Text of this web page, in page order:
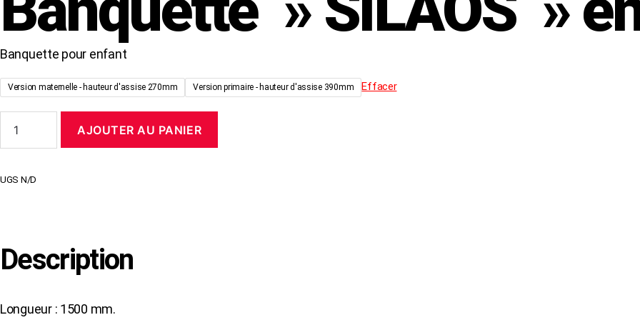
Banquette pour enfant
Version maternelle - hauteur d'assise 270mm Version primaire - hauteur d'assise 390mm Effacer
Banquette
"
AJOUTER AU PANIER
UGS N/D
Description
Longueur : 1500 mm.